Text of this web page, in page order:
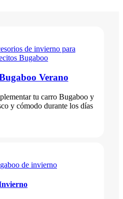
Verano
tu carro Bugaboo y
y cómodo durante los días